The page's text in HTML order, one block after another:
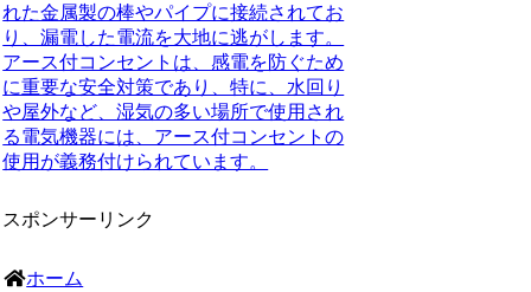
れた金属製の棒やパイプに接続されてお
り、漏電した電流を大地に逃がします。
アース付コンセントは、感電を防ぐため
に重要な安全対策であり、特に、水回り
や屋外など、湿気の多い場所で使用され
る電気機器には、アース付コンセントの
使用が義務付けられています。
スポンサーリンク
ホーム